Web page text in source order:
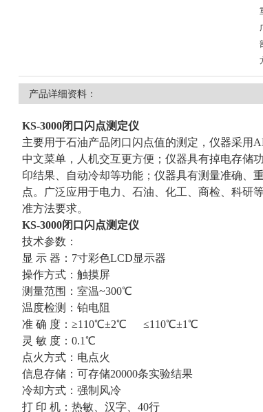
产品详细资料：
KS-3000闭口闪点测定仪
主要用于石油产品闭口闪点值的测定，仪器采用
中文菜单，人机交互更方便；仪器具有掉电存储
印结果、自动冷却等功能；仪器具有测量准确、
点。广泛应用于电力、石油、化工、商检、科研
准方法要求。
KS-3000闭口闪点测定仪
技术参数：
显 示 器：7寸彩色LCD显示器
操作方式：触摸屏
测量范围：室温~300℃
温度检测：铂电阻
准 确 度：≥110℃±2℃ ≤110℃±1℃
灵 敏 度：0.1℃
点火方式：电点火
信息存储：可存储20000条实验结果
冷却方式：强制风冷
打 印 机：热敏、汉字、40行